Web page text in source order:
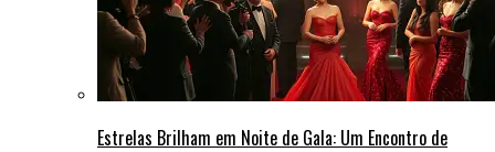
Estrelas Brilham em Noite de Gala: Um Encontro de